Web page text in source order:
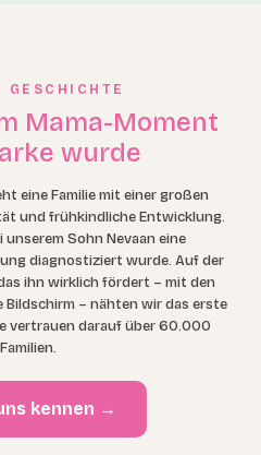
GESCHICHTE
Mama-Moment
wurde
eine Familie mit einer großen
und frühkindliche Entwicklung.
unserem Sohn Nevaan eine
diagnostiziert wurde. Auf der
ihn wirklich fördert – mit den
Bildschirm – nähten wir das erste
vertrauen darauf über 60.000
Familien.
kennen →